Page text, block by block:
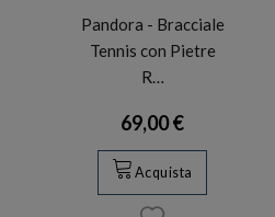
Pandora - Bracciale
Tennis con Pietre
R…
69,00 €
Acquista